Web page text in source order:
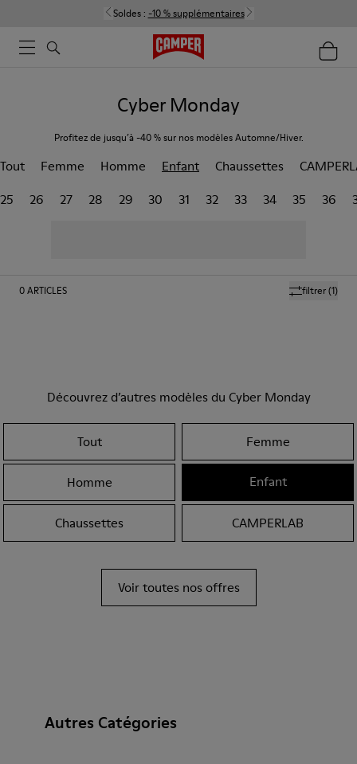
Soldes : -10 % supplémentaires
Cyber Monday
Profitez de jusqu’à -40 % sur nos modèles Automne/Hiver.
Tout Femme Homme Enfant Chaussettes
25
26 27 28 29 30 31 32 33 34 35 36
filtrer(1)
0ARTICLES
Découvrez d’autres modèles du Cyber Monday
Tout Femme
Homme Enfant
Chaussettes CAMPERLAB
Voir toutes nos offres
Autres Catégories